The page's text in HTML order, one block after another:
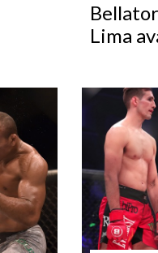
Lima